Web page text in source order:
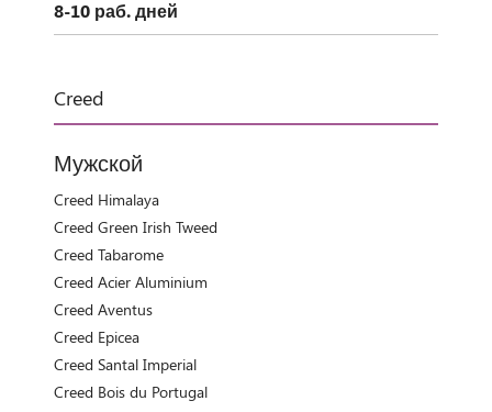
8-10 раб. дней
Creed
Мужской
Creed Himalaya
Creed Green Irish Tweed
Creed Tabarome
Creed Acier Aluminium
Creed Aventus
Creed Epicea
Creed Santal Imperial
Creed Bois du Portugal